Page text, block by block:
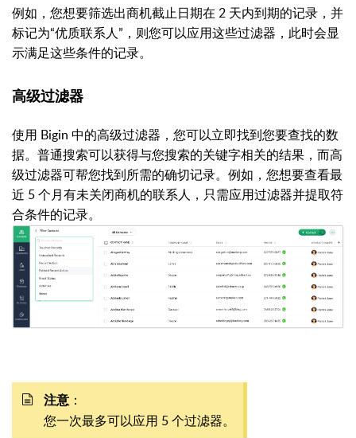
例如，您想要筛选出商机截止日期在 2 天内到期的记录，并
标记为“优质联系人”，则您可以应用这些过滤器，此时会显
示满足这些条件的记录。
高级过滤器
使用 Bigin 中的高级过滤器，您可以立即找到您要查找的数
据。普通搜索可以获得与您搜索的关键字相关的结果，而高
级过滤器可帮您找到所需的确切记录。例如，您想要查看最
近 5 个月有未关闭商机的联系人，只需应用过滤器并提取符
合条件的记录。
注意 ：
您一次最多可以应用 5 个过滤器。